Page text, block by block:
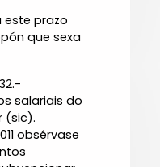
este prazo
que sexa
salariais do
(sic).
obsérvase